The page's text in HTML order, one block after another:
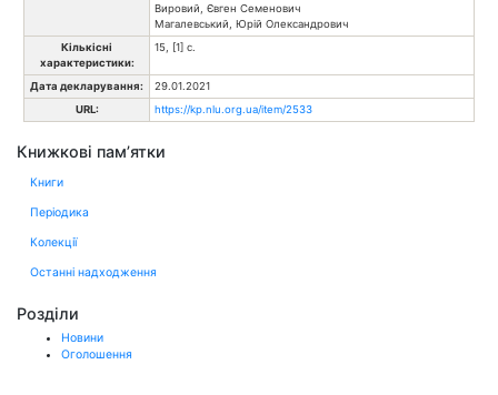
Вировий, Євген Семенович
Магалевський, Юрій Олександрович
Кількісні
характеристики:
15, [1] с.
Дата декларування:
29.01.2021
URL:
https://kp.nlu.org.ua/item/2533
Книжкові пам’ятки
Книги
Періодика
Колекції
Останні надходження
Розділи
Новини
Оголошення